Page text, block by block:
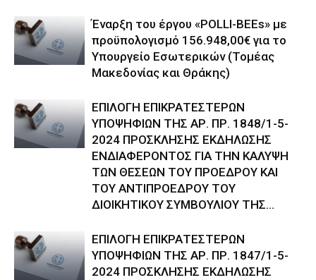
Έναρξη του έργου «POLLI-BEEs» με
προϋπολογισμό 156.948,00€ για το
Υπουργείο Εσωτερικών (Τομέας
Μακεδονίας και Θράκης)
ΕΠΙΛΟΓΗ ΕΠΙΚΡΑΤΕΣΤΕΡΩΝ
ΥΠΟΨΗΦΙΩΝ ΤΗΣ ΑΡ. ΠΡ. 1848/1-5-
2024 ΠΡΟΣΚΛΗΣΗΣ ΕΚΔΗΛΩΣΗΣ
ΕΝΔΙΑΦΕΡΟΝΤΟΣ ΓΙΑ ΤΗΝ ΚΑΛΥΨΗ
ΤΩΝ ΘΕΣΕΩΝ ΤΟΥ ΠΡΟΕΔΡΟΥ ΚΑΙ
ΤΟΥ ΑΝΤΙΠΡΟΕΔΡΟΥ ΤΟΥ
ΔΙΟΙΚΗΤΙΚΟΥ ΣΥΜΒΟΥΛΙΟΥ ΤΗΣ...
ΕΠΙΛΟΓΗ ΕΠΙΚΡΑΤΕΣΤΕΡΩΝ
ΥΠΟΨΗΦΙΩΝ ΤΗΣ ΑΡ. ΠΡ. 1847/1-5-
2024 ΠΡΟΣΚΛΗΣΗΣ ΕΚΔΗΛΩΣΗΣ